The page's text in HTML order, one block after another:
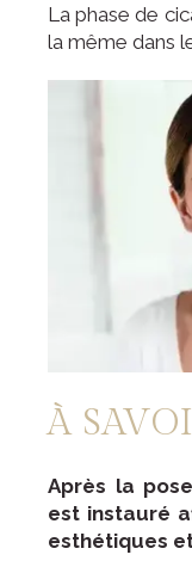
La phase de
la même dans
À
Après la
est instauré
esthétiques